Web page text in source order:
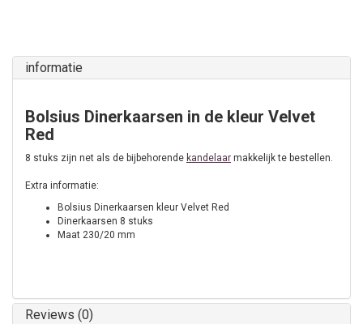
informatie
Bolsius Dinerkaarsen in de kleur Velvet
Red
8 stuks zijn net als de bijbehorende kandelaar makkelijk te bestellen.
Extra informatie:
Bolsius Dinerkaarsen kleur Velvet Red
Dinerkaarsen 8 stuks
Maat 230/20 mm
Reviews (0)